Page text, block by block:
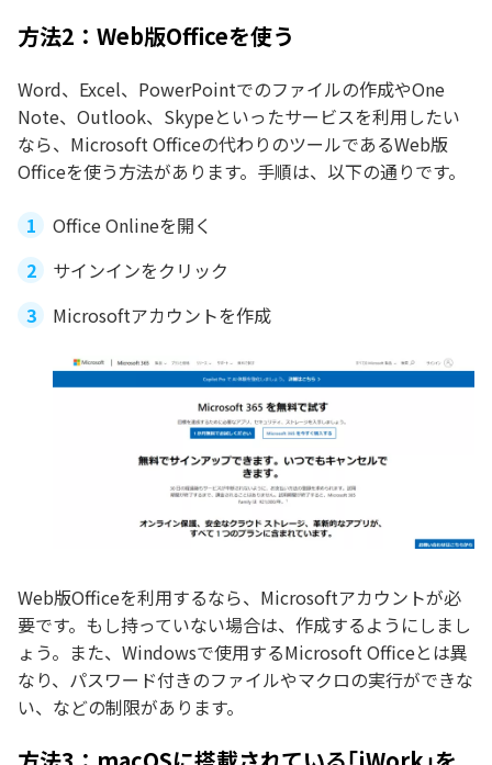
方法2：Web版Officeを使う
Word、Excel、PowerPointでのファイルの作成やOne
Note、Outlook、Skypeといったサービスを利用したい
なら、Microsoft Officeの代わりのツールであるWeb版
Officeを使う方法があります。手順は、以下の通りです。
Office Onlineを開く
サインインをクリック
Microsoftアカウントを作成
Web版Officeを利用するなら、Microsoftアカウントが必
要です。もし持っていない場合は、作成するようにしまし
ょう。また、Windowsで使用するMicrosoft Officeとは異
なり、パスワード付きのファイルやマクロの実行ができな
い、などの制限があります。